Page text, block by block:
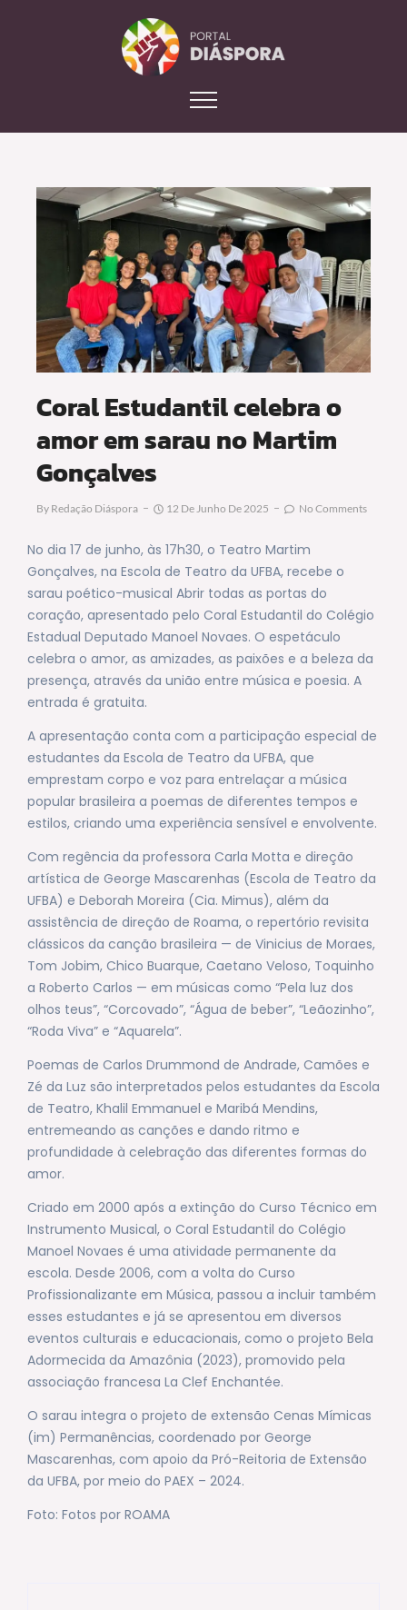
Coral Estudantil celebra o
amor em sarau no Martim
Gonçalves
By Redação Diáspora 12 De Junho De 2025 No Comments
No dia 17 de junho, às 17h30, o Teatro Martim
Gonçalves, na Escola de Teatro da UFBA, recebe o
sarau poético-musical Abrir todas as portas do
coração, apresentado pelo Coral Estudantil do Colégio
Estadual Deputado Manoel Novaes. O espetáculo
celebra o amor, as amizades, as paixões e a beleza da
presença, através da união entre música e poesia. A
entrada é gratuita.
A apresentação conta com a participação especial de
estudantes da Escola de Teatro da UFBA, que
emprestam corpo e voz para entrelaçar a música
popular brasileira a poemas de diferentes tempos e
estilos, criando uma experiência sensível e envolvente.
Com regência da professora Carla Motta e direção
artística de George Mascarenhas (Escola de Teatro da
UFBA) e Deborah Moreira (Cia. Mimus), além da
assistência de direção de Roama, o repertório revisita
clássicos da canção brasileira — de Vinicius de Moraes,
Tom Jobim, Chico Buarque, Caetano Veloso, Toquinho
a Roberto Carlos — em músicas como “Pela luz dos
olhos teus”, “Corcovado”, “Água de beber”, “Leãozinho”,
“Roda Viva” e “Aquarela”.
Poemas de Carlos Drummond de Andrade, Camões e
Zé da Luz são interpretados pelos estudantes da Escola
de Teatro, Khalil Emmanuel e Maribá Mendins,
entremeando as canções e dando ritmo e
profundidade à celebração das diferentes formas do
amor.
Criado em 2000 após a extinção do Curso Técnico em
Instrumento Musical, o Coral Estudantil do Colégio
Manoel Novaes é uma atividade permanente da
escola. Desde 2006, com a volta do Curso
Profissionalizante em Música, passou a incluir também
esses estudantes e já se apresentou em diversos
eventos culturais e educacionais, como o projeto Bela
Adormecida da Amazônia (2023), promovido pela
associação francesa La Clef Enchantée.
O sarau integra o projeto de extensão Cenas Mímicas
(im) Permanências, coordenado por George
Mascarenhas, com apoio da Pró-Reitoria de Extensão
da UFBA, por meio do PAEX – 2024.
Foto: Fotos por ROAMA